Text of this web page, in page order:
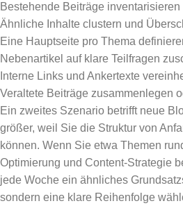
Bestehende Beiträge inventarisieren
Ähnliche Inhalte clustern und
Eine Hauptseite pro Thema
Nebenartikel auf klare Teilfragen
Interne Links und Ankertexte
Veraltete Beiträge zusammenlegen
Ein zweites Szenario betrifft neue
größer, weil Sie die Struktur von
können. Wenn Sie etwa Themen
Optimierung und Content-Strategie
jede Woche ein ähnliches
sondern eine klare Reihenfolge